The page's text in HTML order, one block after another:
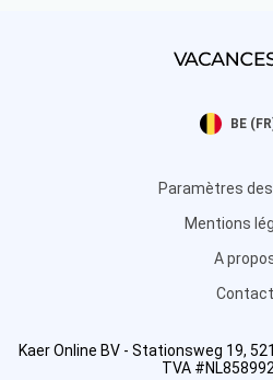
BE
Paramètres
Mentions
A
Contact
Kaer Online BV - Stationsweg 19,
TVA